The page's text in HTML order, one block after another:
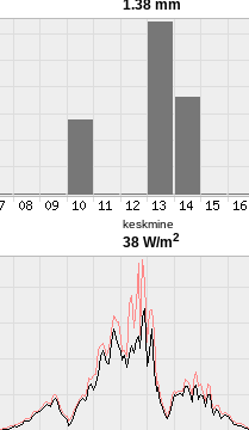
1.38 mm
keskmine
38 W/m2